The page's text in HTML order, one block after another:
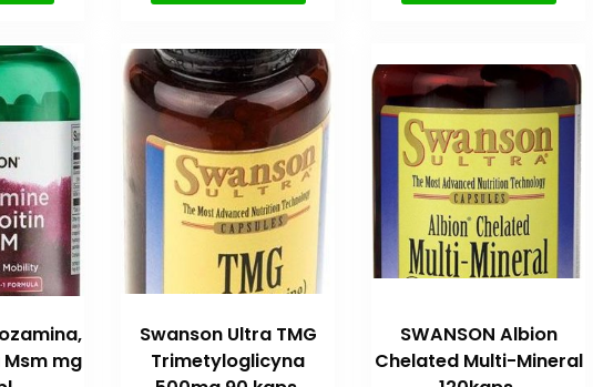
mg
Swanson Ultra TMG
Trimetyloglicyna
SWANSON Albion
Chelated Multi-Mineral